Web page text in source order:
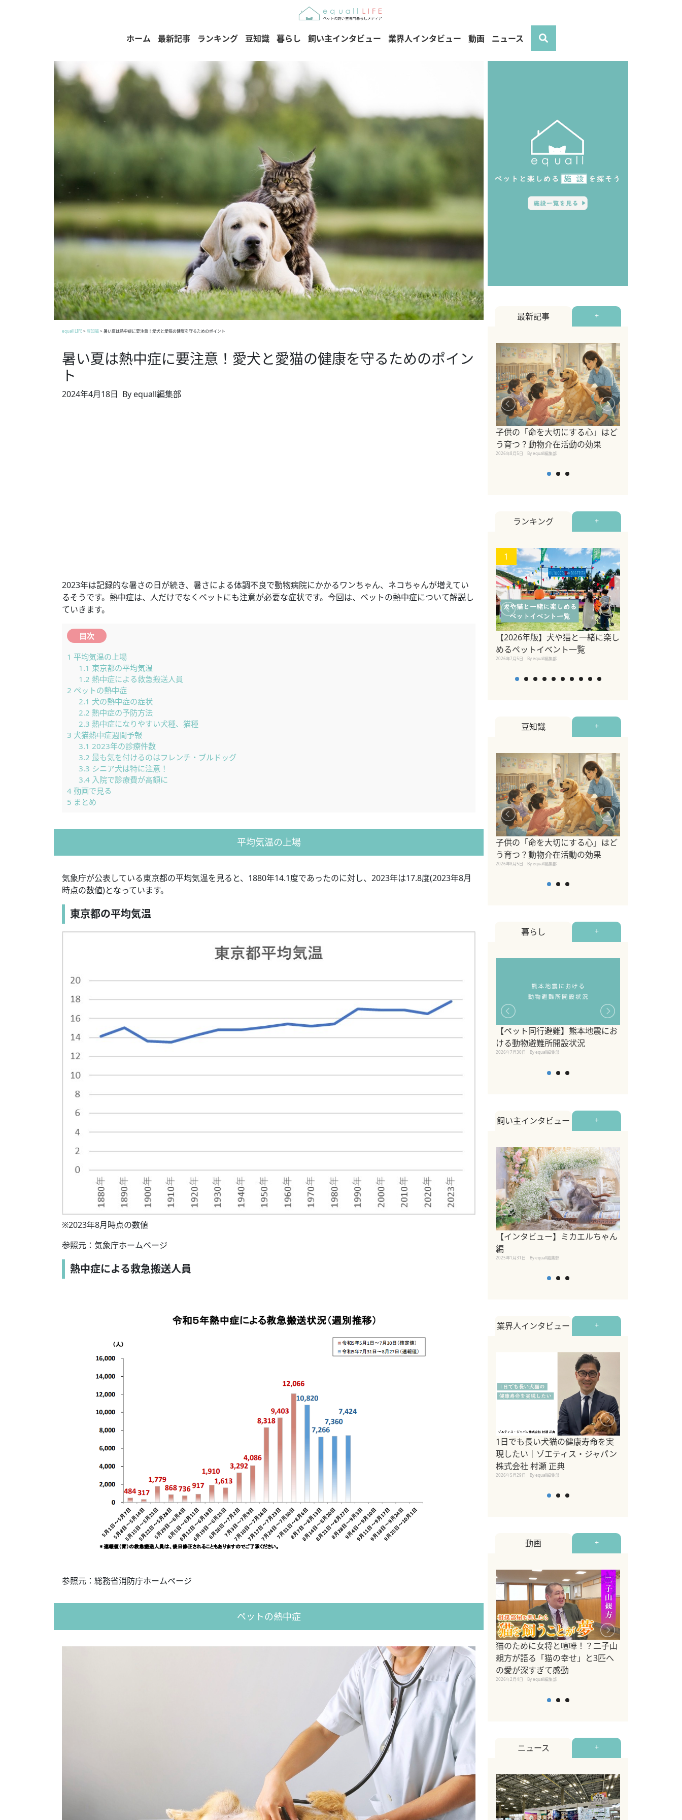
ホーム 最新記事 ランキング 豆知識 暮らし 飼い主インタビュー 業界人インタビュー 動画 ニュース
equall LIFE> 豆知識> 暑い夏は熱中症に要注意！愛犬と愛猫の健康を守るためのポイント
暑い夏は熱中症に要注意！愛犬と愛猫の健康を守るためのポイン
ト
2024年4月18日 By equall編集部
2023年は記録的な暑さの日が続き、暑さによる体調不良で動物病院にかかるワンちゃん、ネコちゃんが増えてい
るそうです。熱中症は、人だけでなくペットにも注意が必要な症状です。今回は、ペットの熱中症について解説し
ていきます。
目次
1 平均気温の上場
1.1 東京都の平均気温
1.2 熱中症による救急搬送人員
2 ペットの熱中症
2.1 犬の熱中症の症状
2.2 熱中症の予防方法
2.3 熱中症になりやすい犬種、猫種
3 犬猫熱中症週間予報
3.1 2023年の診療件数
3.2 最も気を付けるのはフレンチ・ブルドッグ
3.3 シニア犬は特に注意！
3.4入院で診療費が高額に
4 動画で見る
5 まとめ
平均気温の上場
気象庁が公表している東京都の平均気温を見ると、1880年14.1度であったのに対し、2023年は17.8度(2023年8月
時点の数値)となっています。
東京都の平均気温
※2023年8月時点の数値
参照元：気象庁ホームページ
熱中症による救急搬送人員
参照元：総務省消防庁ホームページ
ペットの熱中症
最新記事 +
子供の「命を大切にする心」はど
う育つ？動物介在活動の効果
2026年8月5日 By equall編集部
ランキング +
1
【2026年版】犬や猫と一緒に楽し
めるペットイベント一覧
2026年7月5日 By equall編集部
豆知識 +
子供の「命を大切にする心」はど
う育つ？動物介在活動の効果
2026年8月5日 By equall編集部
暮らし +
【ペット同行避難】熊本地震にお
ける動物避難所開設状況
2026年7月30日 By equall編集部
飼い主インタビュー +
【インタビュー】ミカエルちゃん
編
2025年1月31日 By equall編集部
業界人インタビュー +
1日でも長い犬猫の健康寿命を実
現したい｜ゾエティス・ジャパン
株式会社 村瀬 正典
2026年5月29日 By equall編集部
動画 +
猫のために女将と喧嘩！？二子山
親方が語る「猫の幸せ」と3匹へ
の愛が深すぎて感動
2026年2月4日 By equall編集部
ニュース +